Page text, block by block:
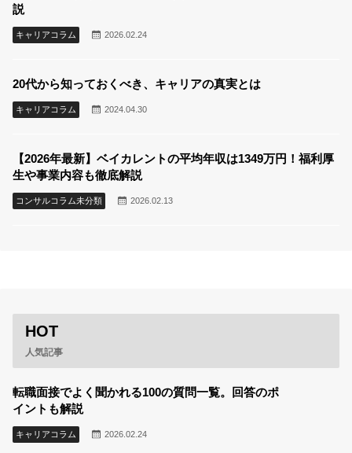
20代から知っておくべき、キャリアの真実とは
キャリアコラム 2024.04.30
説
キャリアコラム 2026.02.24
【2026年最新】ベイカレントの平均年収は1349万円！福利厚
生や事業内容も徹底解説
コンサルコラム未分類 2026.02.13
HOT
人気記事
転職面接でよく聞かれる100の質問一覧。回答のポ
イントも解説
キャリアコラム 2026.02.24